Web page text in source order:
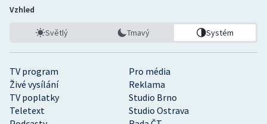
Ostatní
TV program
Pro média
Živé vysílání
Reklama
TV poplatky
Studio Brno
Teletext
Studio Ostrava
Vzhled
Světlý Tmavý Systém